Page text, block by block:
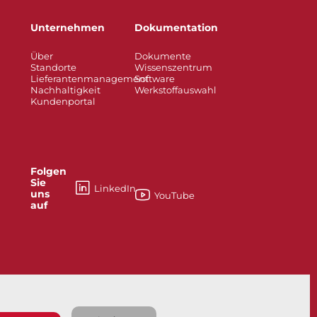
Unternehmen
Über
Standorte
Lieferantenmanagement
Nachhaltigkeit
Kundenportal
Folgen
Sie
uns
auf
LinkedIn
Dokumentation
Dokumente
Wissenszentrum
Software
Werkstoffauswahl
YouTube